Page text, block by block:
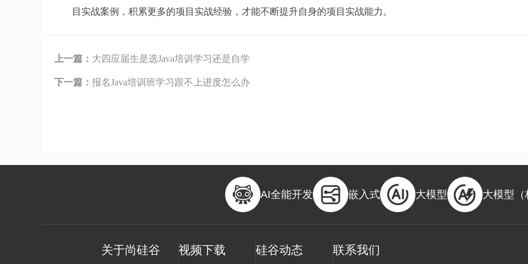
目实战案例，积累更多的项目实战经验，才能不断提升自身的项目实战能力。
上一篇： 大四应届生是选Java培训学习还是自学
下一篇： 报名Java培训班学习跟不上进度怎么办
AI全能开发 嵌入式 大模型 大模型（
关于尚硅谷 视频下载 硅谷动态 联系我们